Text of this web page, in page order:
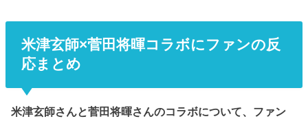
米津玄師×菅田将暉コラボにファンの反
応まとめ
米津玄師さんと菅田将暉さんのコラボについて、ファン